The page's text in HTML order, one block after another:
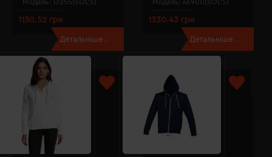
Модель: 13255(SOL’S)
1130.52 грн
Детальніше...
Модель: 46900(SOL’S)
1330.43 грн
Детальніше...